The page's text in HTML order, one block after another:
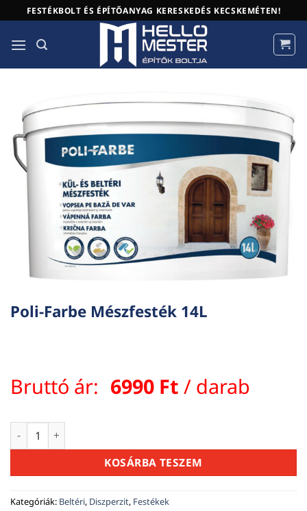
to
content
FESTÉKBOLT ÉS ÉPÍTŐANYAG KERESKEDÉS KECSKEMÉTEN!
Poli-Farbe Mészfesték 14L
Bruttó ár: 6990 Ft / darab
Poli-Farbe Mészfesték 14L mennyiség
KOSÁRBA TESZEM
Kategóriák: Beltéri, Diszperzit, Festékek